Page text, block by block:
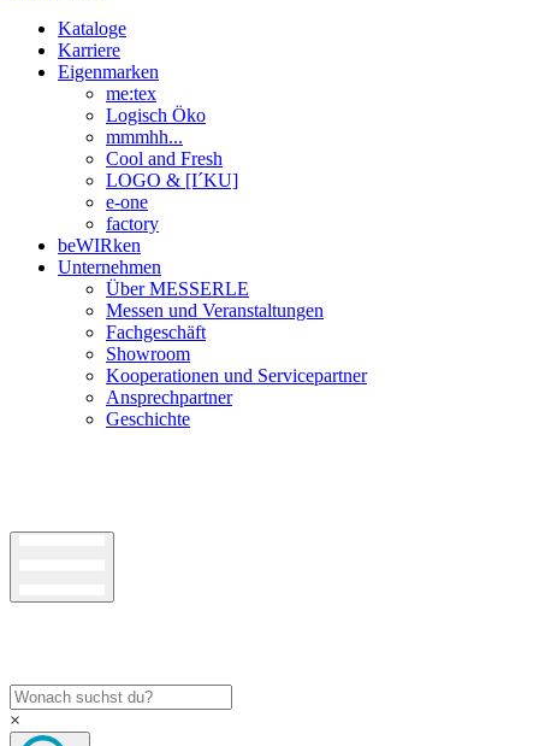
Kataloge
Karriere
Eigenmarken
me:tex
Logisch Öko
mmmhh...
Cool and Fresh
LOGO & [I´KU]
e-one
factory
beWIRken
Unternehmen
Über MESSERLE
Messen und Veranstaltungen
Fachgeschäft
Showroom
Kooperationen und Servicepartner
Ansprechpartner
Geschichte
×